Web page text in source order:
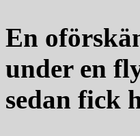
En
under en
sedan fick